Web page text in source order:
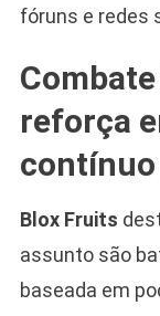
fóruns e redes
reforça
contínuo
Blox Fruits
assunto são
baseada em